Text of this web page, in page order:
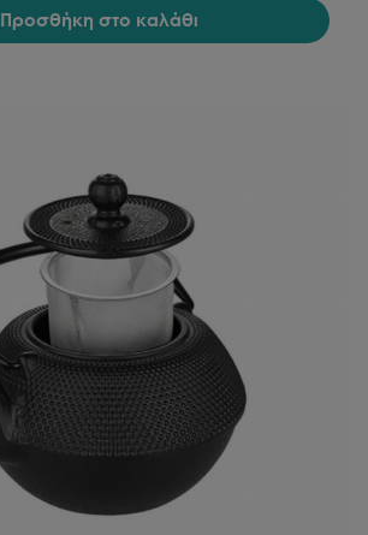
Προσθήκη στο καλάθι